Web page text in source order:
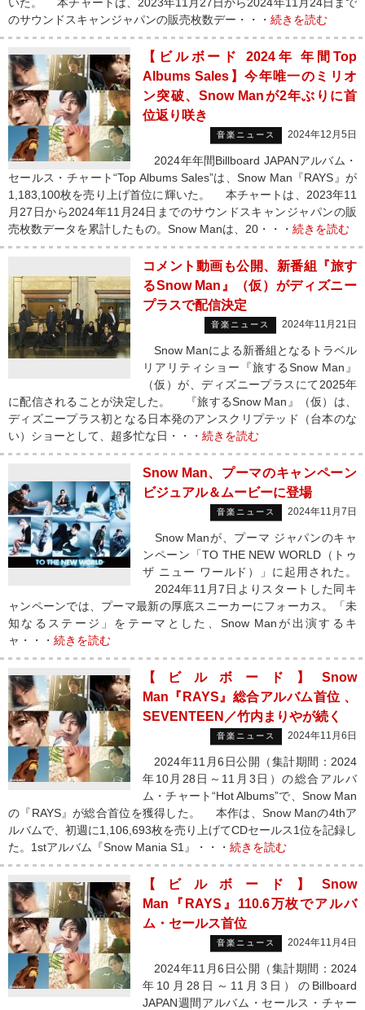
のサウンドスキャンジャパンの販売枚数デー・・・ 続きを読む
【ビルボード 2024年 年間Top
Albums Sales】今年唯一のミリオ
ン突破、Snow Manが2年ぶりに首
位返り咲き
音楽ニュース 2024年12月5日
2024年年間Billboard JAPANアルバム・
セールス・チャート“Top Albums Sales”は、Snow Man『RAYS』が
1,183,100枚を売り上げ首位に輝いた。 本チャートは、2023年11
月27日から2024年11月24日までのサウンドスキャンジャパンの販
売枚数データを累計したもの。Snow Manは、20・・・ 続きを読む
コメント動画も公開、新番組『旅す
るSnow Man』（仮）がディズニー
プラスで配信決定
音楽ニュース 2024年11月21日
Snow Manによる新番組となるトラベル
リアリティショー『旅するSnow Man』
（仮）が、ディズニープラスにて2025年
に配信されることが決定した。 『旅するSnow Man』（仮）は、
ディズニープラス初となる日本発のアンスクリプテッド（台本のな
い）ショーとして、超多忙な日・・・ 続きを読む
Snow Man、プーマのキャンペーン
ビジュアル＆ムービーに登場
音楽ニュース 2024年11月7日
Snow Manが、プーマ ジャパンのキャ
ンペーン「TO THE NEW WORLD（トゥ
ザ ニュー ワールド）」に起用された。
2024年11月7日よりスタートした同キ
ャンペーンでは、プーマ最新の厚底スニーカーにフォーカス。「未
知なるステージ」をテーマとした、Snow Manが出演するキ
ャ・・・ 続きを読む
【ビルボード】Snow
Man『RAYS』総合アルバム首位 、
SEVENTEEN／竹内まりやが続く
音楽ニュース 2024年11月6日
2024年11月6日公開（集計期間：2024
年10月28日～11月3日）の総合アルバ
ム・チャート“Hot Albums”で、Snow Man
の『RAYS』が総合首位を獲得した。 本作は、Snow Manの4thア
ルバムで、初週に1,106,693枚を売り上げてCDセールス1位を記録し
た。1stアルバム『Snow Mania S1』・・・ 続きを読む
【ビルボード】Snow
Man『RAYS』110.6万枚でアルバ
ム・セールス首位
音楽ニュース 2024年11月4日
2024年11月6日公開（集計期間：2024
年10月28日～11月3日）のBillboard
JAPAN週間アルバム・セールス・チャー